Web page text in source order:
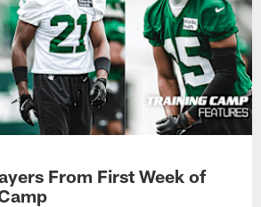
From First Week of